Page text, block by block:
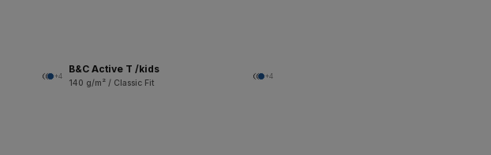
+4
B&C Active T /kids
140 g/m² / Classic Fit
+4